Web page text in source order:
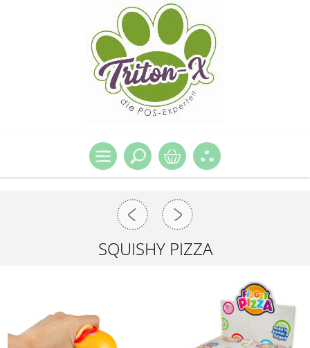
SQUISHY PIZZA